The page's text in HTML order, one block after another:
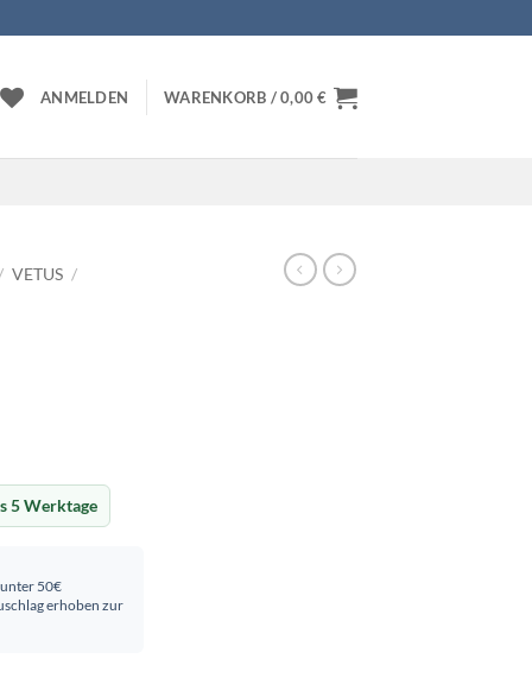
ANMELDEN WARENKORB /0,00€
/ VETUS /
5 Werktage
50€
erhoben zur